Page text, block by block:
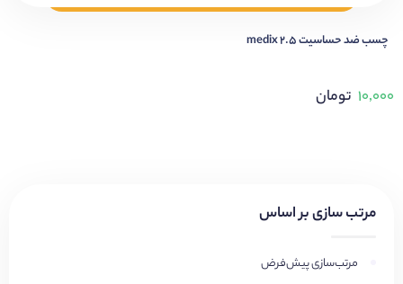
مرتب سازی بر اساس
مرتب‌سازی پیش‌فرض
چسب ضد حساسیت 2.5 medix
۱۰,۰۰۰ تومان